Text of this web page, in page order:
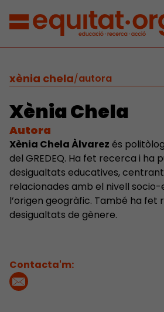
xènia chela/autora
Xènia Chela
Autora
Xènia Chela Àlvarez és
del GREDEQ. Ha fet recerca i ha
desigualtats educatives,
relacionades amb el nivell
l’origen geogràfic. També ha fet
desigualtats de gènere.
Contacta'm: